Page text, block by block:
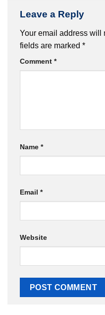
Leave a Reply
Your email address will
fields are marked *
Comment *
Name *
Email *
Website